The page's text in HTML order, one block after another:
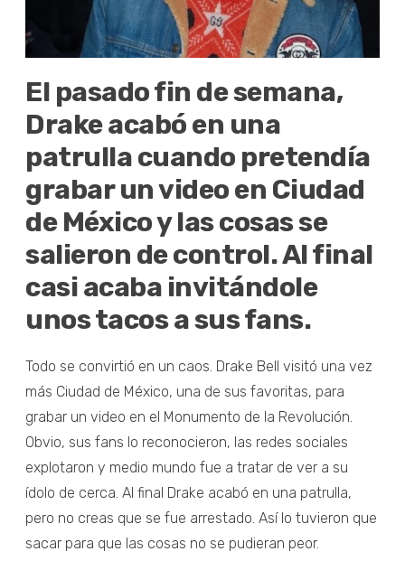
El pasado fin de semana,
Drake acabó en una
patrulla cuando pretendía
grabar un video en Ciudad
de México y las cosas se
salieron de control. Al final
casi acaba invitándole
unos tacos a sus fans.
Todo se convirtió en un caos. Drake Bell visitó una vez
más Ciudad de México, una de sus favoritas, para
grabar un video en el Monumento de la Revolución.
Obvio, sus fans lo reconocieron, las redes sociales
explotaron y medio mundo fue a tratar de ver a su
ídolo de cerca. Al final Drake acabó en una patrulla,
pero no creas que se fue arrestado. Así lo tuvieron que
sacar para que las cosas no se pudieran peor.